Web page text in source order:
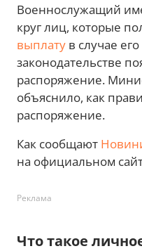
Военнослужащий
круг лиц, которые
выплату в случае
законодательстве
распоряжение.
объяснило, как
распоряжение.
Как сообщают
на официальном
Реклама
Что такое